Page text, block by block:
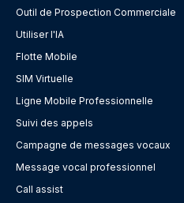
Outil de Prospection Commerciale
Utiliser l'IA
Flotte Mobile
SIM Virtuelle
Ligne Mobile Professionnelle
Suivi des appels
Campagne de messages vocaux
Message vocal professionnel
Call assist